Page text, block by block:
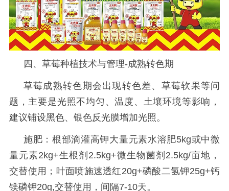
四、草莓种植技术与管理-成熟转色期
草莓成熟转色期会出现转色差、草莓软果等问
题，主要是光照不均匀、温度、土壤环境等影响，
建议铺设黑色、银色反光膜增加光照。
施肥：根部滴灌高钾大量元素水溶肥5kg或中微
量元素2kg+生根剂2.5kg+微生物菌剂2.5kg/亩地，
交替使用；叶面喷施速透红20g+磷酸二氢钾25g+钙
镁磷钾20g,交替使用，间隔7-10天。